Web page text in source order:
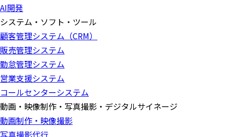
AI開発
システム・ソフト・ツール
顧客管理システム（CRM）
販売管理システム
勤怠管理システム
営業支援システム
コールセンターシステム
動画・映像制作・写真撮影・デジタルサイネージ
動画制作・映像撮影
写真撮影代行